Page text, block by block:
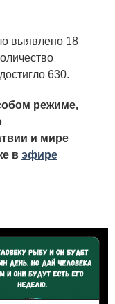
выявлено 18
630.
режиме,
и мире
в эфире